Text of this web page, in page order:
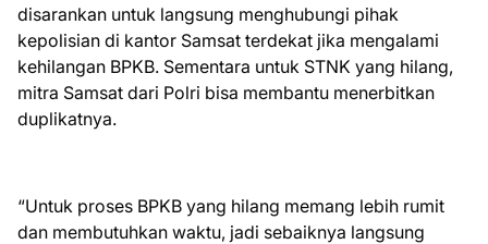
disarankan untuk langsung menghubungi pihak
kepolisian di kantor Samsat terdekat jika mengalami
kehilangan BPKB. Sementara untuk STNK yang hilang,
mitra Samsat dari Polri bisa membantu menerbitkan
duplikatnya.
“Untuk proses BPKB yang hilang memang lebih rumit
dan membutuhkan waktu, jadi sebaiknya langsung